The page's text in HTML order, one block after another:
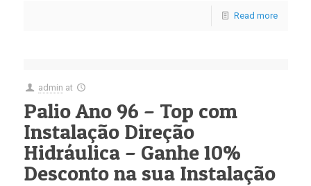
Read more
admin at
Palio Ano 96 – Top com
Instalação Direção
Hidráulica – Ganhe 10%
Desconto na sua Instalação